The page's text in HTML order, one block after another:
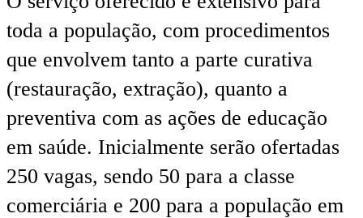
toda a população, com procedimentos
que envolvem tanto a parte curativa
(restauração, extração), quanto a
preventiva com as ações de educação
em saúde. Inicialmente serão ofertadas
250 vagas, sendo 50 para a classe
comerciária e 200 para a população em